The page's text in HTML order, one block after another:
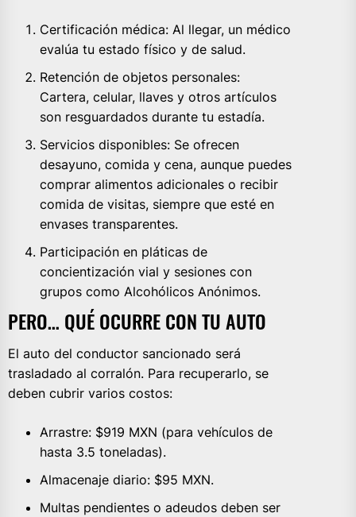
Certificación médica: Al llegar, un médico
evalúa tu estado físico y de salud.
Retención de objetos personales:
Cartera, celular, llaves y otros artículos
son resguardados durante tu estadía.
Servicios disponibles: Se ofrecen
desayuno, comida y cena, aunque puedes
comprar alimentos adicionales o recibir
comida de visitas, siempre que esté en
envases transparentes.
Participación en pláticas de
concientización vial y sesiones con
grupos como Alcohólicos Anónimos.
PERO… QUÉ OCURRE CON TU AUTO
El auto del conductor sancionado será
trasladado al corralón. Para recuperarlo, se
deben cubrir varios costos:
Arrastre: $919 MXN (para vehículos de
hasta 3.5 toneladas).
Almacenaje diario: $95 MXN.
Multas pendientes o adeudos deben ser